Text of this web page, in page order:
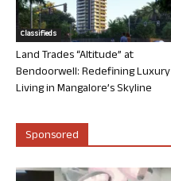
Classifieds
Land Trades “Altitude” at
Bendoorwell: Redefining Luxury
Living in Mangalore’s Skyline
Sponsored